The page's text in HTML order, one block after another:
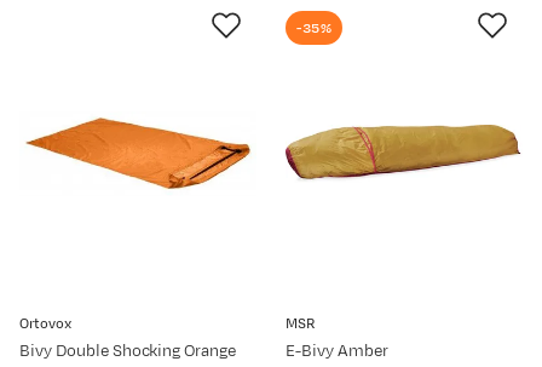
Ortovox
Bivy Double Shocking Orange
MSR
E-Bivy Amber
-35%